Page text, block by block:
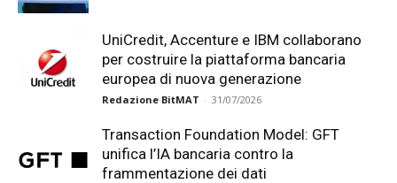
UniCredit, Accenture e IBM collaborano
per costruire la piattaforma bancaria
europea di nuova generazione
Redazione BitMAT - 31/07/2026
Transaction Foundation Model: GFT
unifica l’IA bancaria contro la
frammentazione dei dati